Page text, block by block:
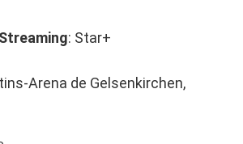
Streaming: Star+
Arena de Gelsenkirchen,